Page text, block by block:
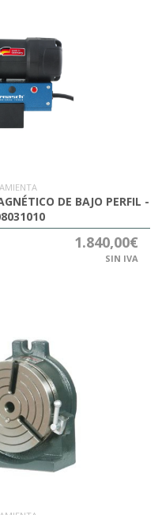
DE BAJO PERFIL -
1.840,00€
SIN IVA